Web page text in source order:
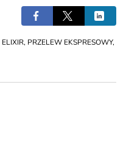
ELIXIR, PRZELEW EKSPRESOWY,